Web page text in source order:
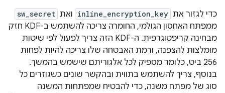
כדי לגזור את inline_encryption_key ואת sw_secret
ממפתח האחסון הגולמי, החומרה צריכה להשתמש ב-KDF חזק
מבחינה קריפטוגרפית. ה-KDF הזה צריך לפעול לפי שיטות
מומלצות להצפנה, ורמת האבטחה שלו צריכה להיות לפחות
256 ביט, כלומר מספיק לכל אלגוריתם שישמש בהמשך.
בנוסף, צריך להשתמש בתווית ובהקשר שונים כשגוזרים כל
סוג של מפתח משנה, כדי להבטיח שמפתחות המשנה